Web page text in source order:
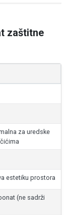
zaštitne
polikarbonata
za uredske
estetiku prostora
(ne sadrži